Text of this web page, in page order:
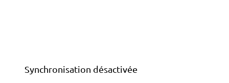
Synchronisation désactivée